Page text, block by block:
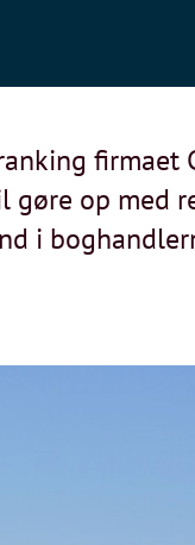
firmaet
gøre op med
i